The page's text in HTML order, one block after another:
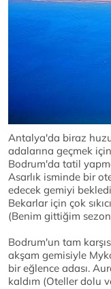
Antalya'da biraz
adalarına geçmek
Bodrum'da tatil
Asarlık isminde bir
edecek gemiyi
Bekarlar için çok
(Benim gittiğim
Bodrum'un tam
akşam gemisiyle
bir eğlence adası.
kaldım (Oteller dolu